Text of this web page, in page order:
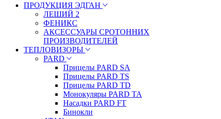
ПРОДУКЦИЯ ЭДГАН
ЛЕШИЙ 2
ФЕНИКС
АКСЕССУАРЫ СРОТОННИХ
ПРОИЗВОДИТЕЛЕЙ
ТЕПЛОВИЗОРЫ
PARD
Прицелы PARD SA
Прицелы PARD TS
Прицелы PARD TD
Монокуляры PARD TA
Насадки PARD FT
Бинокли